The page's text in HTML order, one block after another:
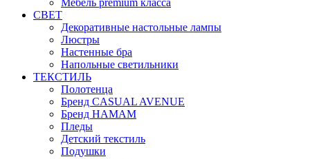
Мебель premium класса
СВЕТ
Декоративные настольные лампы
Люстры
Настенные бра
Напольные светильники
ТЕКСТИЛЬ
Полотенца
Бренд CASUAL AVENUE
Бренд HAMAM
Пледы
Детский текстиль
Подушки